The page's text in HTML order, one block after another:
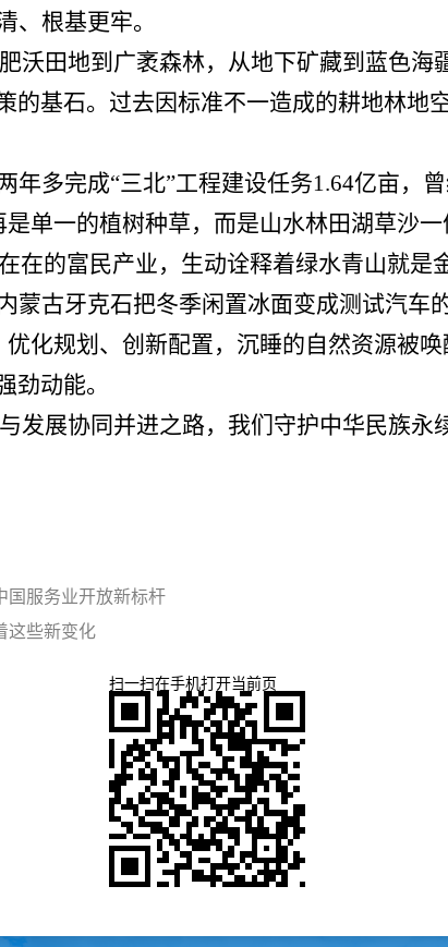
、根基更牢。
沃田地到广袤森林，从地下矿藏到蓝色海
的基石。过去因标准不一造成的耕地林地
年多完成“三北”工程建设任务1.64亿亩，
单一的植树种草，而是山水林田湖草沙一
在的富民产业，生动诠释着绿水青山就是
蒙古牙克石把冬季闲置冰面变成测试汽车
化规划、创新配置，沉睡的自然资源被
劲动能。
发展协同并进之路，我们守护中华民族永
服务业开放新标杆
这些新变化
扫一扫在手机打开当前页